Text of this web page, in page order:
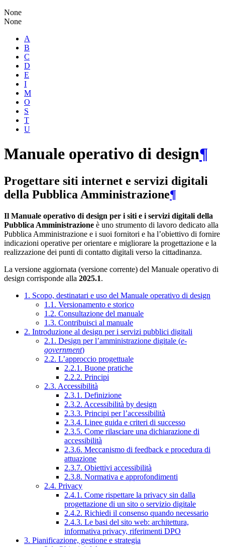
None
None
A
B
C
D
E
I
M
O
S
T
U
Manuale operativo di design¶
Progettare siti internet e servizi digitali
della Pubblica Amministrazione¶
Il Manuale operativo di design per i siti e i servizi digitali della
Pubblica Amministrazione è uno strumento di lavoro dedicato alla
Pubblica Amministrazione e i suoi fornitori e ha l’obiettivo di fornire
indicazioni operative per orientare e migliorare la progettazione e la
realizzazione dei punti di contatto digitali verso la cittadinanza.
La versione aggiornata (versione corrente) del Manuale operativo di
design corrisponde alla 2025.1.
1. Scopo, destinatari e uso del Manuale operativo di design
1.1. Versionamento e storico
1.2. Consultazione del manuale
1.3. Contribuisci al manuale
2. Introduzione al design per i servizi pubblici digitali
2.1. Design per l’amministrazione digitale (e-
government)
2.2. L’approccio progettuale
2.2.1. Buone pratiche
2.2.2. Principi
2.3. Accessibilità
2.3.1. Definizione
2.3.2. Accessibilità by design
2.3.3. Principi per l’accessibilità
2.3.4. Linee guida e criteri di successo
2.3.5. Come rilasciare una dichiarazione di
accessibilità
2.3.6. Meccanismo di feedback e procedura di
attuazione
2.3.7. Obiettivi accessibilità
2.3.8. Normativa e approfondimenti
2.4. Privacy
2.4.1. Come rispettare la privacy sin dalla
progettazione di un sito o servizio digitale
2.4.2. Richiedi il consenso quando necessario
2.4.3. Le basi del sito web: architettura,
informativa privacy, riferimenti DPO
3. Pianificazione, gestione e strategia